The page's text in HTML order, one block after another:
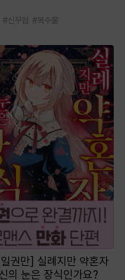
#신무협 #복수물
권만] 실례지만 약혼자
의 눈은 장식인가요?